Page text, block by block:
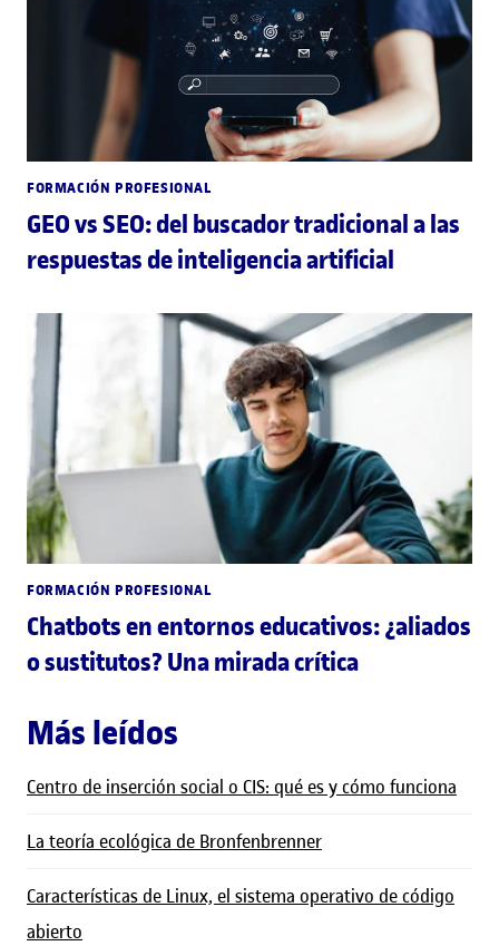
FORMACIÓN PROFESIONAL
GEO vs SEO: del buscador tradicional a las
respuestas de inteligencia artificial
FORMACIÓN PROFESIONAL
Chatbots en entornos educativos: ¿aliados
o sustitutos? Una mirada crítica
Más leídos
Centro de inserción social o CIS: qué es y cómo funciona
La teoría ecológica de Bronfenbrenner
Características de Linux, el sistema operativo de código
abierto